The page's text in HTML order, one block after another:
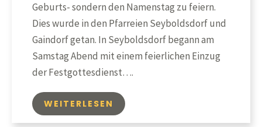
Geburts- sondern den Namenstag zu feiern.
Dies wurde in den Pfarreien Seyboldsdorf und
Gaindorf getan. In Seyboldsdorf begann am
Samstag Abend mit einem feierlichen Einzug
der Festgottesdienst….
WEITERLESEN